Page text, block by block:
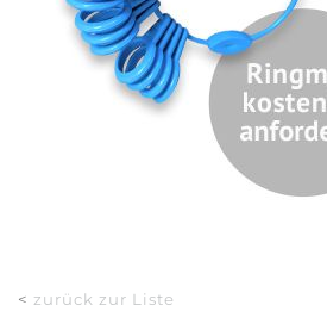
< zurück zur Liste